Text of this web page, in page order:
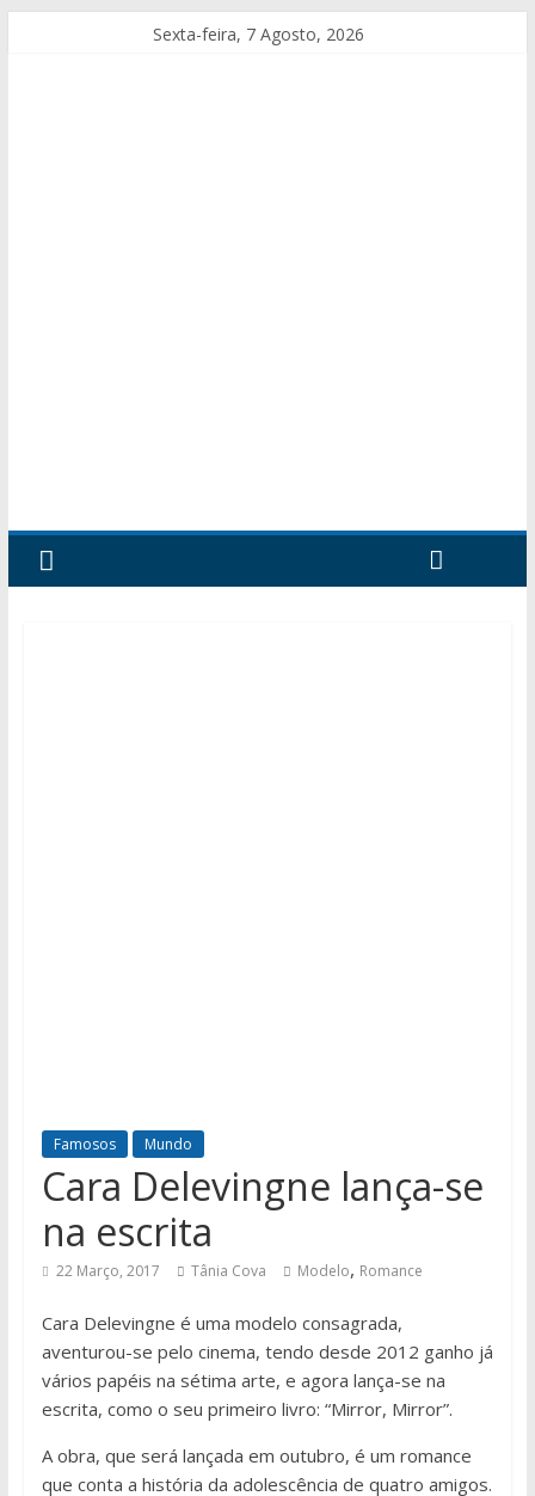
Sexta-feira, 7 Agosto, 2026
Famosos Mundo
Cara Delevingne lança-se
na escrita
22 Março, 2017 Tânia Cova Modelo, Romance
Cara Delevingne é uma modelo consagrada,
aventurou-se pelo cinema, tendo desde 2012 ganho já
vários papéis na sétima arte, e agora lança-se na
escrita, como o seu primeiro livro: “Mirror, Mirror”.
A obra, que será lançada em outubro, é um romance
que conta a história da adolescência de quatro amigos.